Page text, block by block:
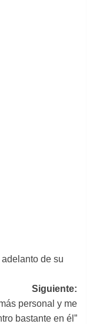
adelanto de su
Siguiente:
personal y me
bastante en él”